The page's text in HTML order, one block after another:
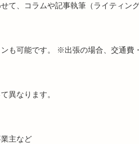
て、コラムや記事執筆（ライティング
も可能です。 ※出張の場合、交通費
異なります。
主など